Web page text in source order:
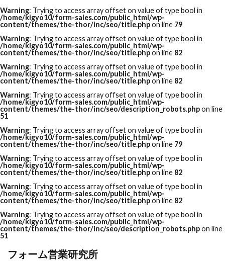
Warning: Trying to access array offset on value of type bool in
/home/kigyo10/form-sales.com/public_html/wp-
content/themes/the-thor/inc/seo/title.phpon line 79
Warning: Trying to access array offset on value of type bool in
/home/kigyo10/form-sales.com/public_html/wp-
content/themes/the-thor/inc/seo/title.phpon line 82
Warning: Trying to access array offset on value of type bool in
/home/kigyo10/form-sales.com/public_html/wp-
content/themes/the-thor/inc/seo/title.phpon line 82
Warning: Trying to access array offset on value of type bool in
/home/kigyo10/form-sales.com/public_html/wp-
content/themes/the-thor/inc/seo/description_robots.phpon line
51
Warning: Trying to access array offset on value of type bool in
/home/kigyo10/form-sales.com/public_html/wp-
content/themes/the-thor/inc/seo/title.phpon line 79
Warning: Trying to access array offset on value of type bool in
/home/kigyo10/form-sales.com/public_html/wp-
content/themes/the-thor/inc/seo/title.phpon line 82
Warning: Trying to access array offset on value of type bool in
/home/kigyo10/form-sales.com/public_html/wp-
content/themes/the-thor/inc/seo/title.phpon line 82
Warning: Trying to access array offset on value of type bool in
/home/kigyo10/form-sales.com/public_html/wp-
content/themes/the-thor/inc/seo/description_robots.phpon line
51
フォーム営業研究所